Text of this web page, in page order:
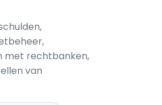
met rechtbanken,
van